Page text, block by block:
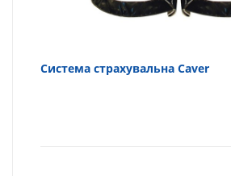
Система страхувальна Caver